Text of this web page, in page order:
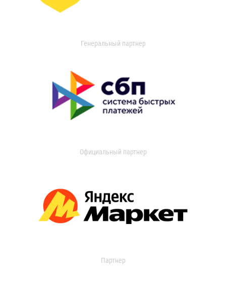
Генеральный партнер
Официальный партнер
Партнер